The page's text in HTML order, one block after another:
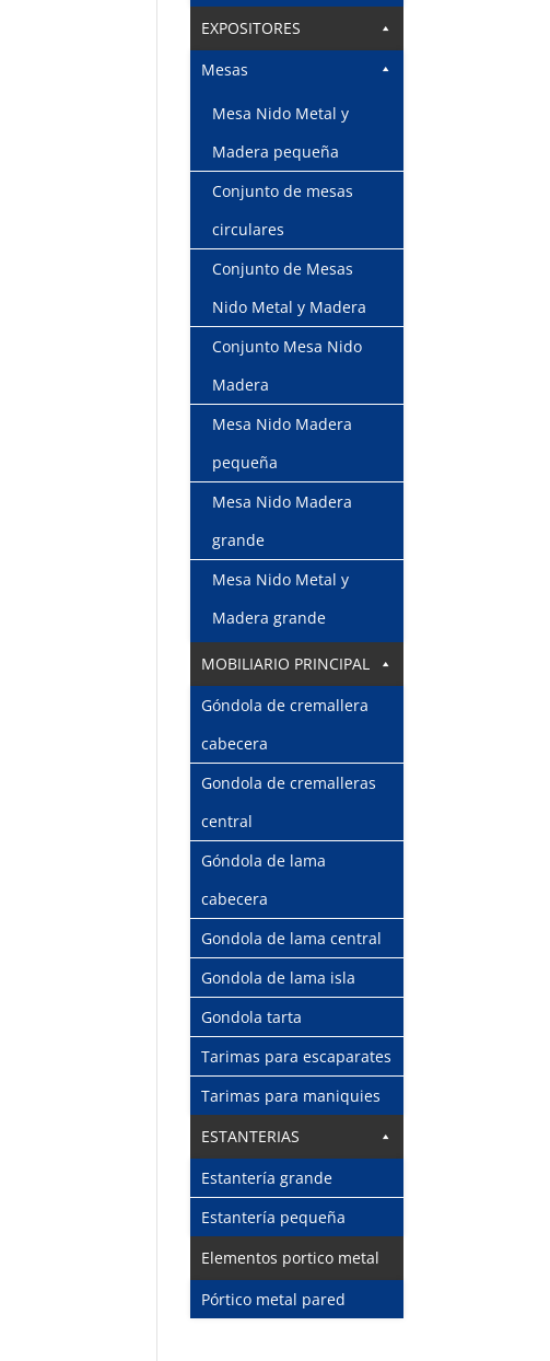
EXPOSITORES
Mesas
Mesa Nido Metal y
Madera pequeña
Conjunto de mesas
circulares
Conjunto de Mesas
Nido Metal y Madera
Conjunto Mesa Nido
Madera
Mesa Nido Madera
pequeña
Mesa Nido Madera
grande
Mesa Nido Metal y
Madera grande
MOBILIARIO PRINCIPAL
Góndola de cremallera
cabecera
Gondola de cremalleras
central
Góndola de lama
cabecera
Gondola de lama central
Gondola de lama isla
Gondola tarta
Tarimas para escaparates
Tarimas para maniquies
ESTANTERIAS
Estantería grande
Estantería pequeña
Elementos portico metal
Pórtico metal pared